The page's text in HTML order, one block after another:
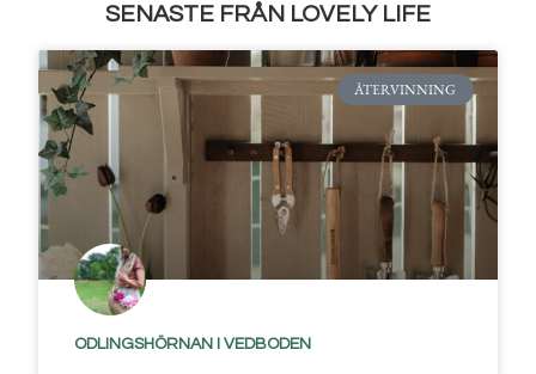
SENASTE FRÅN LOVELY LIFE
ÅTERVINNING
ODLINGSHÖRNAN I VEDBODEN